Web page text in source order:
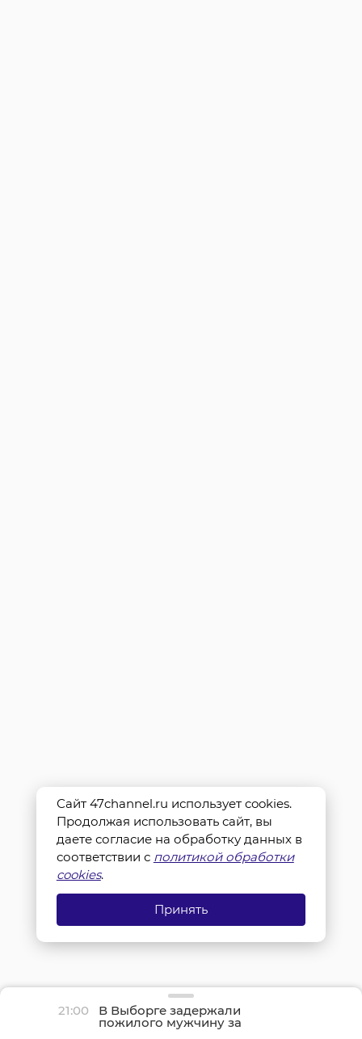
21:00 В Выборге задержали
пожилого мужчину за
финансирование
Сайт 47channel.ru использует cookies.
Продолжая использовать сайт, вы
даете согласие на обработку данных в
соответствии с политикой обработки
cookies.
Принять